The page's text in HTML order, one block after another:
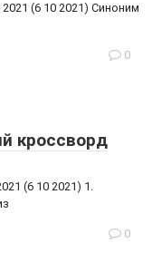
(6 10 2021) Синоним
0
кроссворд
(6 10 2021) 1.
0